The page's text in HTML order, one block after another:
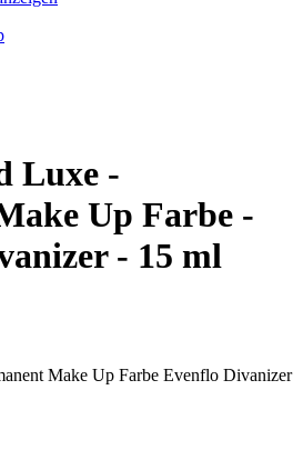
Luxe -
Up Farbe -
- 15 ml